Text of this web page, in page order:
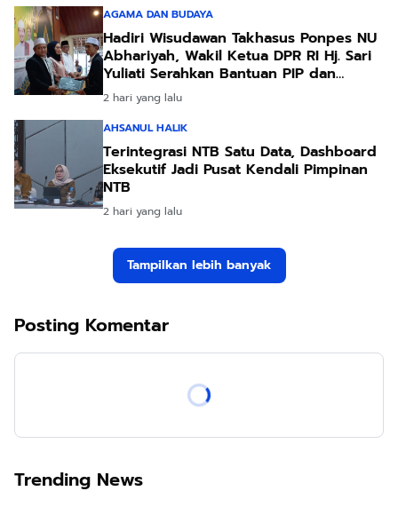
AGAMA DAN BUDAYA
Hadiri Wisudawan Takhasus Ponpes NU
Abhariyah, Wakil Ketua DPR RI Hj. Sari
Yuliati Serahkan Bantuan PIP dan
Bantuan Program Sanitasi
2 hari yang lalu
AHSANUL HALIK
Terintegrasi NTB Satu Data, Dashboard
Eksekutif Jadi Pusat Kendali Pimpinan
NTB
2 hari yang lalu
Tampilkan lebih banyak
Posting Komentar
Trending News